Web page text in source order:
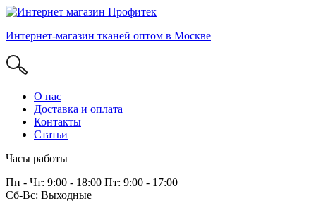
Интернет-магазин тканей оптом в Москве
О нас
Доставка и оплата
Контакты
Статьи
Часы работы
Пн - Чт: 9:00 - 18:00 Пт: 9:00 - 17:00
Сб-Вс: Выходные